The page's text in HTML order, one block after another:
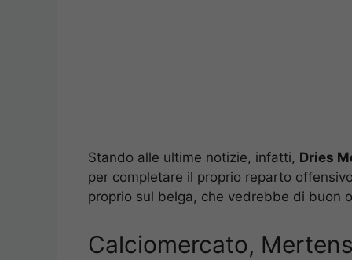
Stando alle ultime notizie, infatti, Dries
per completare il proprio reparto
proprio sul belga, che vedrebbe di buon
Calciomercato,